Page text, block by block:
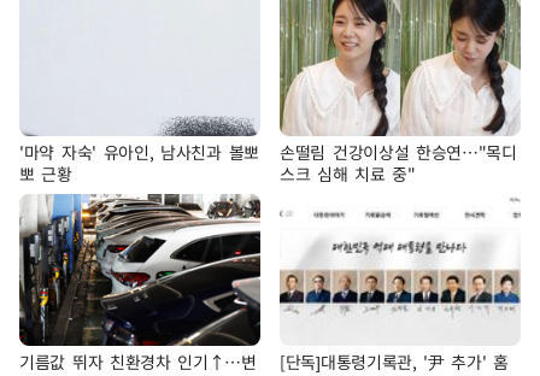
'마약 자숙' 유아인, 남사친과 볼뽀
뽀 근황
손떨림 건강이상설 한승연…"목디
스크 심해 치료 중"
기름값 뛰자 친환경차 인기↑…변
[단독]대통령기록관, '尹 추가' 홈